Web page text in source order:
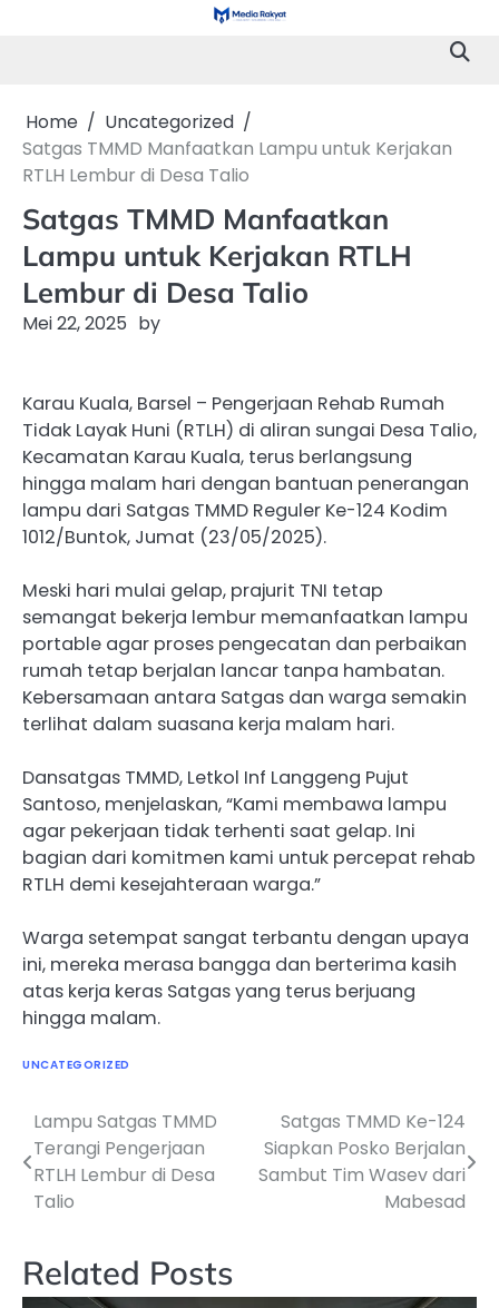
Home
Uncategorized
Satgas TMMD Manfaatkan Lampu untuk Kerjakan
RTLH Lembur di Desa Talio
Satgas TMMD Manfaatkan
Lampu untuk Kerjakan RTLH
Lembur di Desa Talio
Mei 22, 2025 by
Karau Kuala, Barsel – Pengerjaan Rehab Rumah
Tidak Layak Huni (RTLH) di aliran sungai Desa Talio,
Kecamatan Karau Kuala, terus berlangsung
hingga malam hari dengan bantuan penerangan
lampu dari Satgas TMMD Reguler Ke-124 Kodim
1012/Buntok, Jumat (23/05/2025).
Meski hari mulai gelap, prajurit TNI tetap
semangat bekerja lembur memanfaatkan lampu
portable agar proses pengecatan dan perbaikan
rumah tetap berjalan lancar tanpa hambatan.
Kebersamaan antara Satgas dan warga semakin
terlihat dalam suasana kerja malam hari.
Dansatgas TMMD, Letkol Inf Langgeng Pujut
Santoso, menjelaskan, “Kami membawa lampu
agar pekerjaan tidak terhenti saat gelap. Ini
bagian dari komitmen kami untuk percepat rehab
RTLH demi kesejahteraan warga.”
Warga setempat sangat terbantu dengan upaya
ini, mereka merasa bangga dan berterima kasih
atas kerja keras Satgas yang terus berjuang
hingga malam.
UNCATEGORIZED
Navigasi
pos
Lampu Satgas TMMD
Terangi Pengerjaan
RTLH Lembur di Desa
Talio
Satgas TMMD Ke-124
Siapkan Posko Berjalan
Sambut Tim Wasev dari
Mabesad
Related Posts